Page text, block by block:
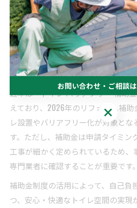
助金・助成金制度を活用することで
減できます。たとえば、介護保険の
では、最大20万円（自己負担1〜2
るケースがあり、手すり設置や段差
便器への交換などが対象となります
近年は「トイレ バリアフリー 補助
えており、2026年のリフォーム補
レ設置やバリアフリー化が対象とな
す。ただし、補助金は申請タイミン
工事が細かく定められているため、
専門業者に確認することが重要です。
補助金制度の活用によって、自己負
つ、安心・快適なトイレ空間の実現
お問い合わせ・ご相談
お問い合わせ・ご相談